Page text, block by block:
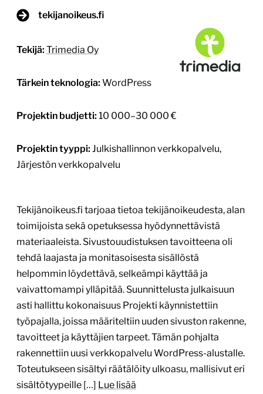
tekijanoikeus.fi
Tekijä: Trimedia Oy
Tärkein teknologia: WordPress
Projektin budjetti: 10 000–30 000 €
Projektin tyyppi: Julkishallinnon verkkopalvelu,
Järjestön verkkopalvelu
Tekijänoikeus.fi tarjoaa tietoa tekijänoikeudesta, alan
toimijoista sekä opetuksessa hyödynnettävistä
materiaaleista. Sivustouudistuksen tavoitteena oli
tehdä laajasta ja monitasoisesta sisällöstä
helpommin löydettävä, selkeämpi käyttää ja
vaivattomampi ylläpitää. Suunnittelusta julkaisuun
asti hallittu kokonaisuus Projekti käynnistettiin
työpajalla, joissa määriteltiin uuden sivuston rakenne,
tavoitteet ja käyttäjien tarpeet. Tämän pohjalta
rakennettiin uusi verkkopalvelu WordPress-alustalle.
Toteutukseen sisältyi räätälöity ulkoasu, mallisivut eri
sisältötyypeille […] Lue lisää